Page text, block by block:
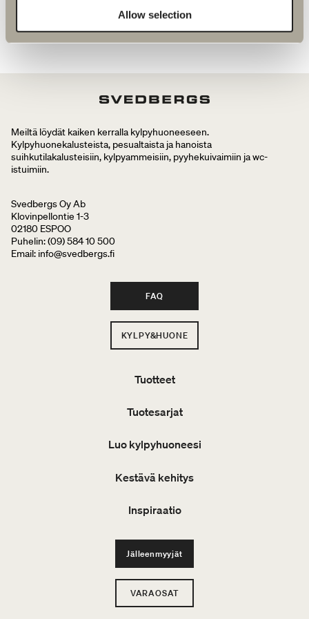
Allow selection
SIIRRY TUOTTEESEEN
Meiltä löydät kaiken kerralla kylpyhuoneeseen.
Kylpyhuonekalusteista, pesualtaista ja hanoista
suihkutilakalusteisiin, kylpyammeisiin, pyyhekuivaimiin ja wc-
istuimiin.
Svedbergs Oy Ab
Klovinpellontie 1-3
02180 ESPOO
Puhelin: (09) 584 10 500
Email: info@svedbergs.fi
FAQ
KYLPY&HUONE
Tuotteet
Tuotesarjat
Luo kylpyhuoneesi
Kestävä kehitys
Inspiraatio
Jälleenmyyjät
VARAOSAT